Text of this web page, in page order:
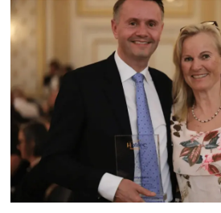
Tags:
gøran
sæther